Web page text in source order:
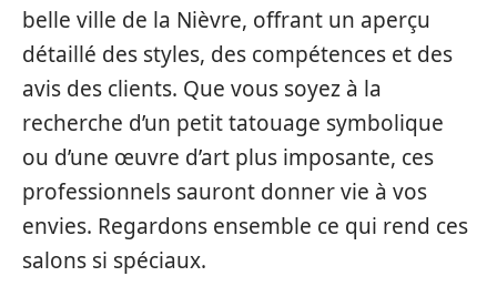
belle ville de la Nièvre, offrant un aperçu
détaillé des styles, des compétences et des
avis des clients. Que vous soyez à la
recherche d’un petit tatouage symbolique
ou d’une œuvre d’art plus imposante, ces
professionnels sauront donner vie à vos
envies. Regardons ensemble ce qui rend ces
salons si spéciaux.